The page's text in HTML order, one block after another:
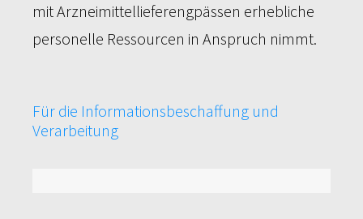
mit Arzneimittellieferengpässen erhebliche
personelle Ressourcen in Anspruch nimmt.
Für die Informationsbeschaffung und
Verarbeitung